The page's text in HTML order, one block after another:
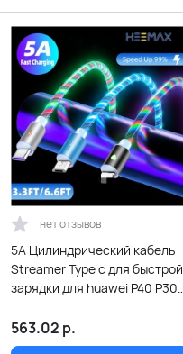
нет отзывов
5A Цилиндрический кабель
Streamer Type c для быстрой
зарядки для huawei P40 P30
samsung
563.02 р.